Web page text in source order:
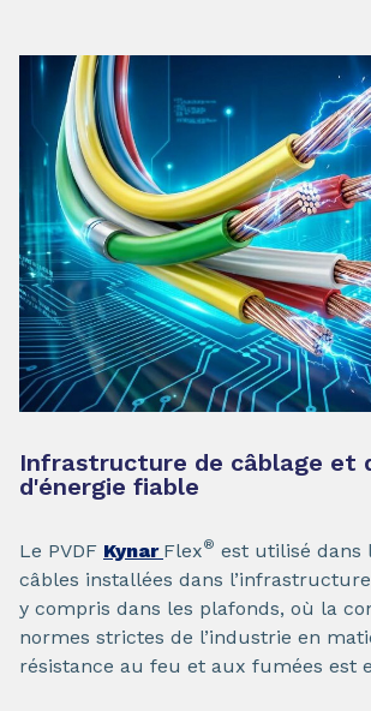
Infrastructure de câblage et
d'énergie fiable
Le PVDF Kynar Flex® est utilisé dans
câbles installées dans
y compris dans les plafonds, où la
normes strictes de l’industrie en
résistance au feu et aux fumées est